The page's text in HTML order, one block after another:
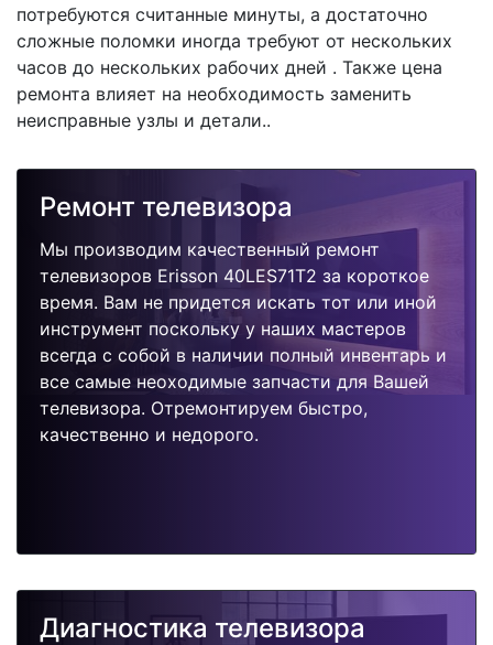
потребуются считанные минуты, а достаточно
сложные поломки иногда требуют от нескольких
часов до нескольких рабочих дней . Также цена
ремонта влияет на необходимость заменить
неисправные узлы и детали..
Ремонт телевизора
Мы производим качественный ремонт
телевизоров Erisson 40LES71T2 за короткое
время. Вам не придется искать тот или иной
инструмент поскольку у наших мастеров
всегда с собой в наличии полный инвентарь и
все самые неоходимые запчасти для Вашей
телевизора. Отремонтируем быстро,
качественно и недорого.
Диагностика телевизора